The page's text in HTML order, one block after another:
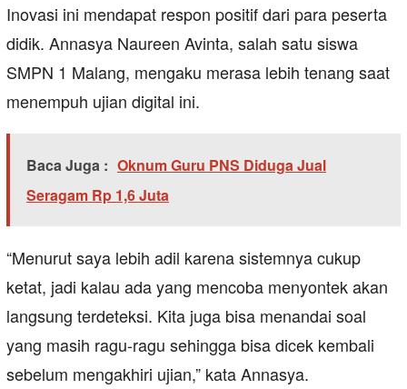
Inovasi ini mendapat respon positif dari para peserta
didik. Annasya Naureen Avinta, salah satu siswa
SMPN 1 Malang, mengaku merasa lebih tenang saat
menempuh ujian digital ini.
Baca Juga : Oknum Guru PNS Diduga Jual
Seragam Rp 1,6 Juta
“Menurut saya lebih adil karena sistemnya cukup
ketat, jadi kalau ada yang mencoba menyontek akan
langsung terdeteksi. Kita juga bisa menandai soal
yang masih ragu-ragu sehingga bisa dicek kembali
sebelum mengakhiri ujian,” kata Annasya.